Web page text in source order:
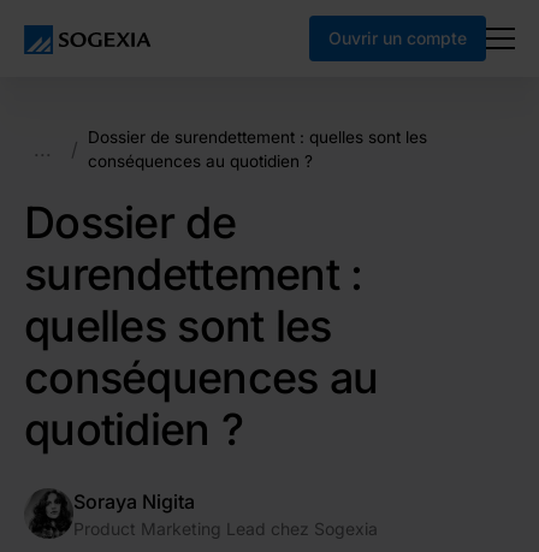
Ouvrir un compte
... /
Dossier de surendettement : quelles sont les
conséquences au quotidien ?
Dossier de
surendettement :
quelles sont les
conséquences au
quotidien ?
Soraya Nigita
Product Marketing Lead chez Sogexia